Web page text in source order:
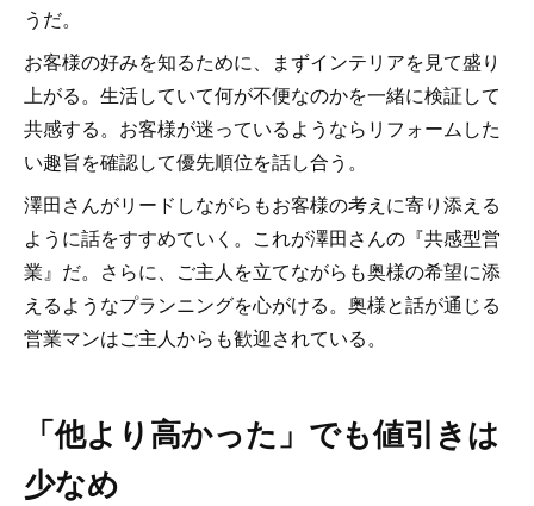
うだ。
お客様の好みを知るために、まずインテリアを見て盛り
上がる。生活していて何が不便なのかを一緒に検証して
共感する。お客様が迷っているようならリフォームした
い趣旨を確認して優先順位を話し合う。
澤田さんがリードしながらもお客様の考えに寄り添える
ように話をすすめていく。これが澤田さんの『共感型営
業』だ。さらに、ご主人を立てながらも奥様の希望に添
えるようなプランニングを心がける。奥様と話が通じる
営業マンはご主人からも歓迎されている。
「他より高かった」でも値引きは
少なめ